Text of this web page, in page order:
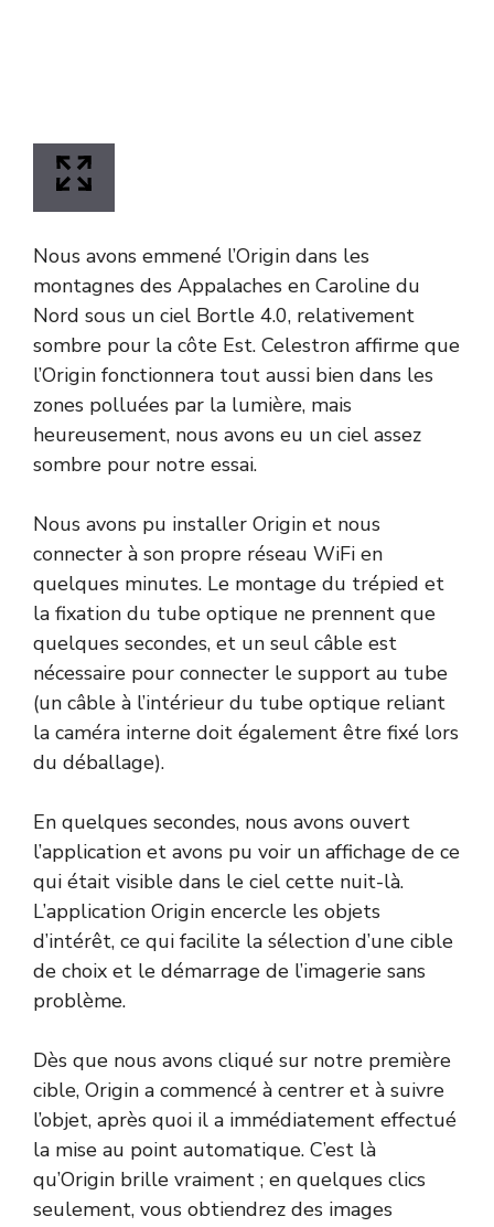
Nous avons emmené l’Origin dans les
montagnes des Appalaches en Caroline du
Nord sous un ciel Bortle 4.0, relativement
sombre pour la côte Est. Celestron affirme que
l’Origin fonctionnera tout aussi bien dans les
zones polluées par la lumière, mais
heureusement, nous avons eu un ciel assez
sombre pour notre essai.
Nous avons pu installer Origin et nous
connecter à son propre réseau WiFi en
quelques minutes. Le montage du trépied et
la fixation du tube optique ne prennent que
quelques secondes, et un seul câble est
nécessaire pour connecter le support au tube
(un câble à l’intérieur du tube optique reliant
la caméra interne doit également être fixé lors
du déballage).
En quelques secondes, nous avons ouvert
l’application et avons pu voir un affichage de ce
qui était visible dans le ciel cette nuit-là.
L’application Origin encercle les objets
d’intérêt, ce qui facilite la sélection d’une cible
de choix et le démarrage de l’imagerie sans
problème.
Dès que nous avons cliqué sur notre première
cible, Origin a commencé à centrer et à suivre
l’objet, après quoi il a immédiatement effectué
la mise au point automatique. C’est là
qu’Origin brille vraiment ; en quelques clics
seulement, vous obtiendrez des images